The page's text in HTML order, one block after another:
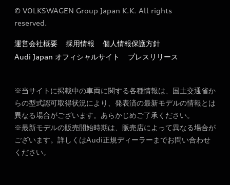
© VOLKSWAGEN Group Japan K.K. All rights
reserved.
運営会社概要 採用情報
個人情報保護方針
Audi Japan オフィシャルサイト
プレスリリース
※当サイトに掲載中の車両に関する各種情報は、国土交通省か
らの型式認可取得状況により、発表済の最新モデルの情報とは
異なる場合がございます。あらかじめご了承ください。
※最新モデルの販売開始時期は、販売店によって異なる場合が
ございます。詳しくはAudi正規ディーラーまでお問い合わせ
ください。